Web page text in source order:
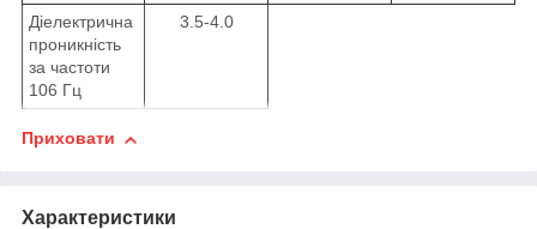
Діелектрична
проникність
за частоти
106 Гц
3.5-4.0
Приховати
Характеристики